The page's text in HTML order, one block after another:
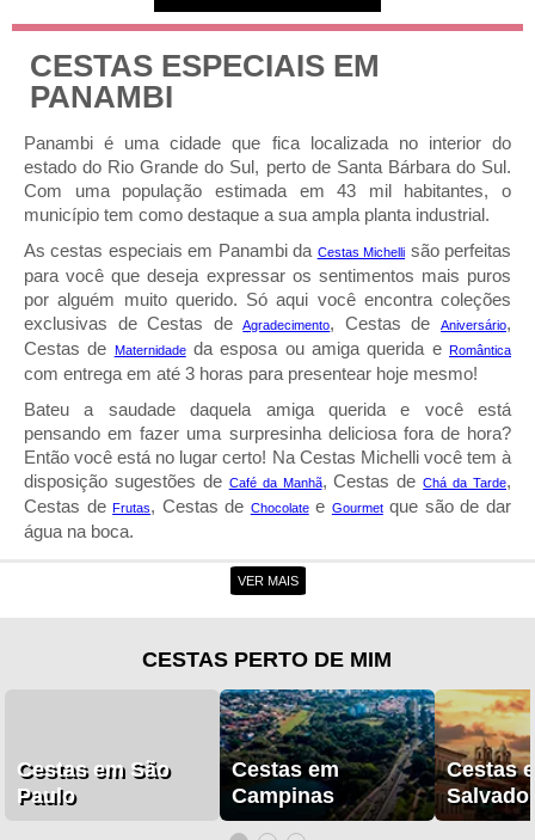
CESTAS ESPECIAIS EM
PANAMBI
Panambi é uma cidade que fica localizada no interior do
estado do Rio Grande do Sul, perto de Santa Bárbara do Sul.
Com uma população estimada em 43 mil habitantes, o
município tem como destaque a sua ampla planta industrial.
As cestas especiais em Panambi da Cestas Michelli são perfeitas
para você que deseja expressar os sentimentos mais puros
por alguém muito querido. Só aqui você encontra coleções
exclusivas de Cestas deAgradecimento, Cestas deAniversário,
Cestas de
Maternidadeda esposa ou amiga querida eRomântica
com entrega em até 3 horas para presentear hoje mesmo!
Bateu a saudade daquela amiga querida e você est
pensando em fazer uma surpresinha deliciosa fora de hora?
Então você está no lugar certo! Na Cestas Michelli você tem à
disposição sugestões de Café da Manh, Cestas deChá da Tarde,
Cestas deFrutas, Cestas de Chocolatee Gourmetque são de dar
gua na boca.
Entrega de Cestas em Panambi
A entrega de cestas em Panambi da Cestas Michelli, ficou
vida daquela pessoa especial. A nossa loja online está repleta
Dia das Mães,Dia dos Pais,Natal,Dia dos Namorados,
Dia dos Avóspara você fazer bonito em qualquer
Já ficou sabendo da grande novidade? Agora a Cestas
Michelli conta com uma floricultura online completa. É isso
mesmo! Além das nossas tradicionais cestas para presente,
VER MAIS
CESTAS PERTO DE MIM
Cestas em São
Paulo
Cestas em
Campinas
Cestas